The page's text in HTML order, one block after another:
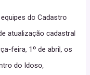
do Cadastro
atualização cadastral
feira, 1º de abril, os
do Idoso,